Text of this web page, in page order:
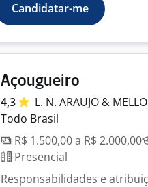
Candidatar-me
Açougueiro
4,3 L. N. ARAUJO & MELLO
Todo Brasil
R$ 1.500,00 a R$ 2.000,00
Presencial
Responsabilidades e